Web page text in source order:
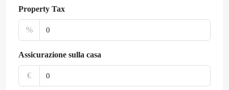
Property Tax
%
Assicurazione sulla casa
€